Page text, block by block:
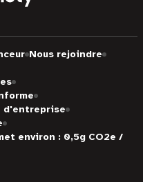
Nous rejoindre
d'entreprise
environ : 0,5g CO2e /